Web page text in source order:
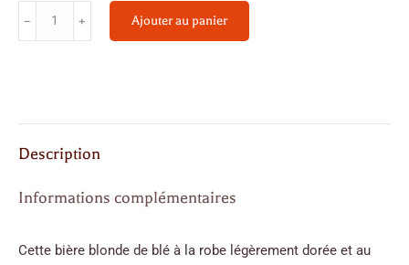
quantité
de
jasmin
Ajouter au panier
Description
Informations complémentaires
Cette bière blonde de blé à la robe légèrement dorée et au